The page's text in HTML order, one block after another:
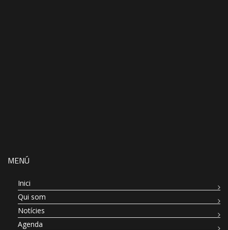
MENÚ
Inici
Qui som
Notícies
Agenda